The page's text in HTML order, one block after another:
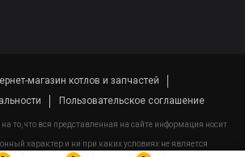
магазин котлов и запчастей
Пользовательское соглашение
то, что вся представленная на сайте информация носит
характер и ни при каких условиях не является